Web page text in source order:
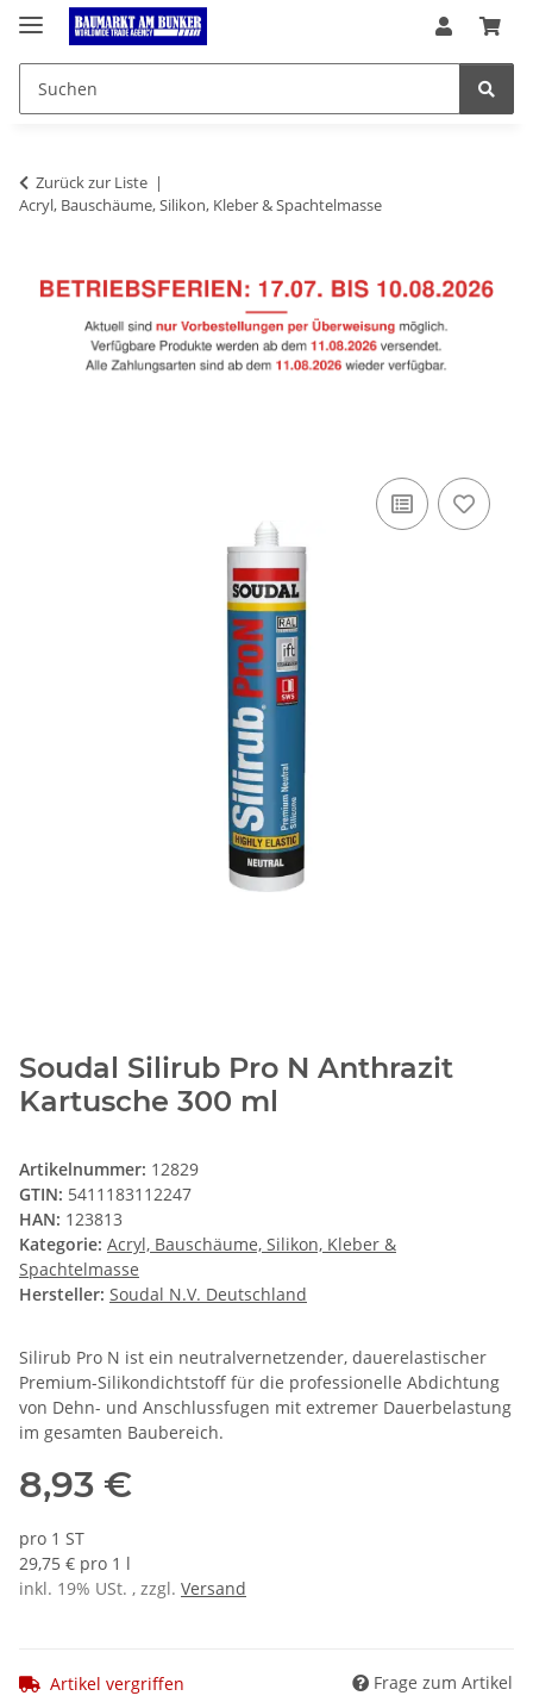
Zurück zur Liste
Acryl, Bauschäume, Silikon, Kleber & Spachtelmasse
Soudal Silirub Pro N Anthrazit
Kartusche 300 ml
Artikelnummer: 12829
GTIN: 5411183112247
HAN: 123813
Kategorie: Acryl, Bauschäume, Silikon, Kleber &
Spachtelmasse
Hersteller: Soudal N.V. Deutschland
Silirub Pro N ist ein neutralvernetzender, dauerelastischer
Premium-Silikondichtstoff für die professionelle Abdichtung
von Dehn- und Anschlussfugen mit extremer Dauerbelastung
im gesamten Baubereich.
8,93 €
pro 1 ST
29,75 € pro 1 l
inkl. 19% USt. , zzgl. Versand
Artikel vergriffen Frage zum Artikel